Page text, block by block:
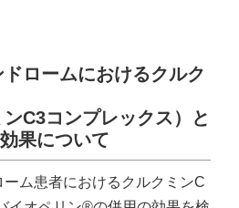
ロームにおけるクルク
ンC3コンプレックス）と
果について
ーム患者におけるクルクミンC